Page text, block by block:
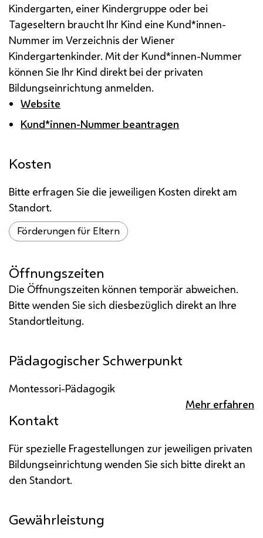
Kindergarten, einer Kindergruppe oder bei
Tageseltern braucht Ihr Kind eine Kund*innen-
Nummer im Verzeichnis der Wiener
Kindergartenkinder. Mit der Kund*innen-Nummer
können Sie Ihr Kind direkt bei der privaten
Bildungseinrichtung anmelden.
Website
Kund*innen-Nummer beantragen
Kosten
Bitte erfragen Sie die jeweiligen Kosten direkt am
Standort.
Förderungen für Eltern
Öffnungszeiten
Die Öffnungszeiten können temporär abweichen.
Bitte wenden Sie sich diesbezüglich direkt an Ihre
Standortleitung.
Pädagogischer Schwerpunkt
Montessori-Pädagogik
Mehr erfahren
Kontakt
Für spezielle Fragestellungen zur jeweiligen privaten
Bildungseinrichtung wenden Sie sich bitte direkt an
den Standort.
Gewährleistung